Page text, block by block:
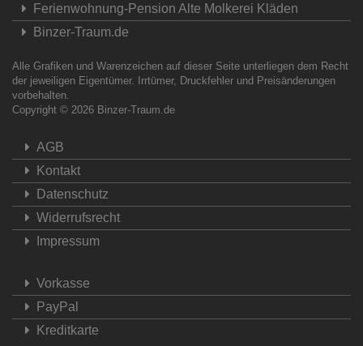
Ferienwohnung-Pension Alte Molkerei Kläden
Binzer-Traum.de
Alle Grafiken und Warenzeichen auf dieser Seite unterliegen dem Recht
der jeweiligen Eigentümer. Irrtümer, Druckfehler und Preisänderungen
vorbehalten.
Copyright © 2026 Binzer-Traum.de
AGB
Kontakt
Datenschutz
Widerrufsrecht
Impressum
Vorkasse
PayPal
Kreditkarte